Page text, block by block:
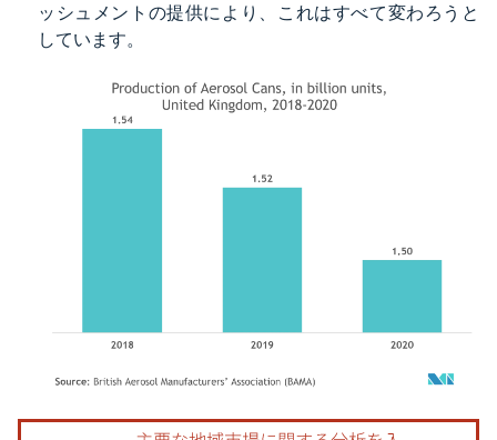
ッシュメントの提供により、これはすべて変わろうと
しています。
画像 © Mordor Intelligence。再利用にはCC BY 4.0の表示が必要です。